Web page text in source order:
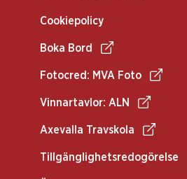
Cookiepolicy
Boka Bord
Fotocred: MVA Foto
Vinnartavlor: ALN
Axevalla Travskola
Tillgänglighetsredogörelse